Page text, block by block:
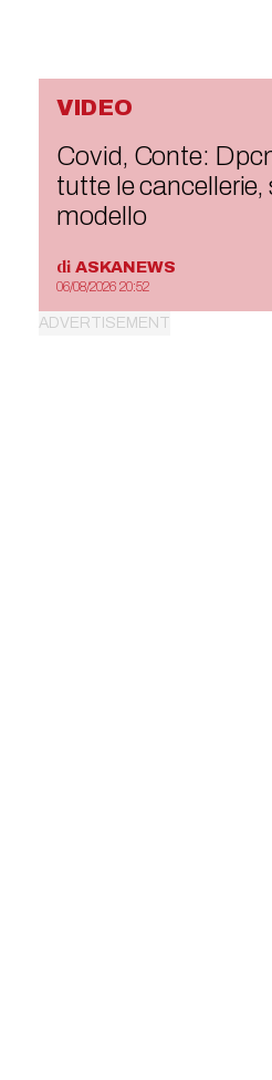
VIDEO
Covid, Conte:
tutte le
modello
di ASKANEWS
06/08/2026 20:52